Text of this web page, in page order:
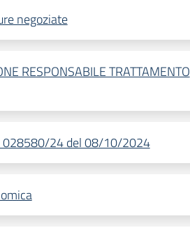
negoziate
RESPONSABILE TRATTAMENTO
028580/24 del 08/10/2024